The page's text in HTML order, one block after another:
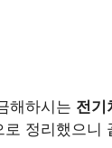
해하시는 전기
정리했으니